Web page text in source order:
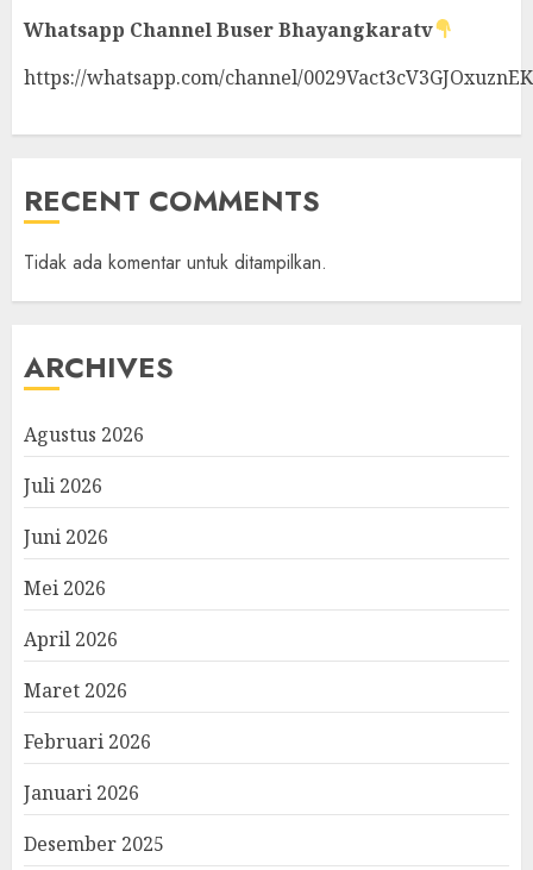
Whatsapp ChannelBuser Bhayangkaratv
https://whatsapp.com/channel/
RECENT COMMENTS
Tidak ada komentar untuk ditampilkan.
ARCHIVES
Agustus 2026
Juli 2026
Juni 2026
Mei 2026
April 2026
Maret 2026
Februari 2026
Januari 2026
Desember 2025